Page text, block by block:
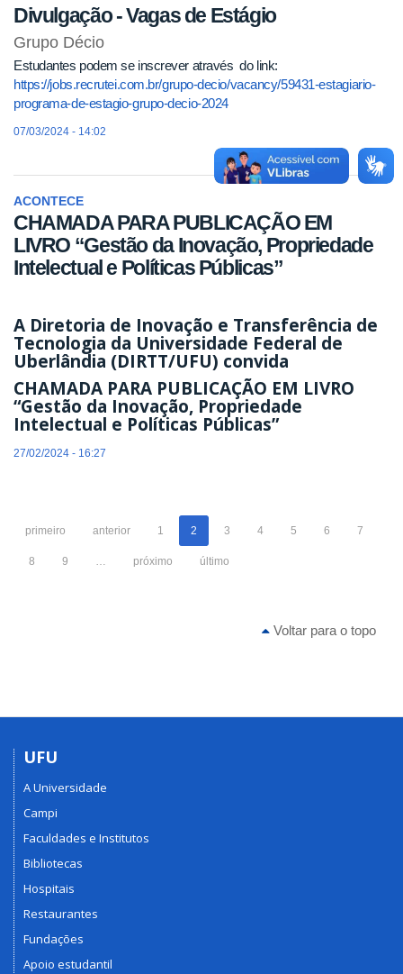
Divulgação - Vagas de Estágio
Grupo Décio
Estudantes podem se inscrever através do link:
https://jobs.recrutei.com.br/grupo-decio/vacancy/59431-estagiario-
programa-de-estagio-grupo-decio-2024
07/03/2024 - 14:02
ACONTECE
CHAMADA PARA PUBLICAÇÃO EM
LIVRO “Gestão da Inovação, Propriedade
Intelectual e Políticas Públicas”
A Diretoria de Inovação e Transferência de
Tecnologia da Universidade Federal de
Uberlândia (DIRTT/UFU) convida
CHAMADA PARA PUBLICAÇÃO EM LIVRO
“Gestão da Inovação, Propriedade
Intelectual e Políticas Públicas”
27/02/2024 - 16:27
primeiro anterior 1 2 3 4 5 6 7
8 9 … próximo último
Voltar para o topo
UFU
A Universidade
Campi
Faculdades e Institutos
Bibliotecas
Hospitais
Restaurantes
Fundações
Apoio estudantil